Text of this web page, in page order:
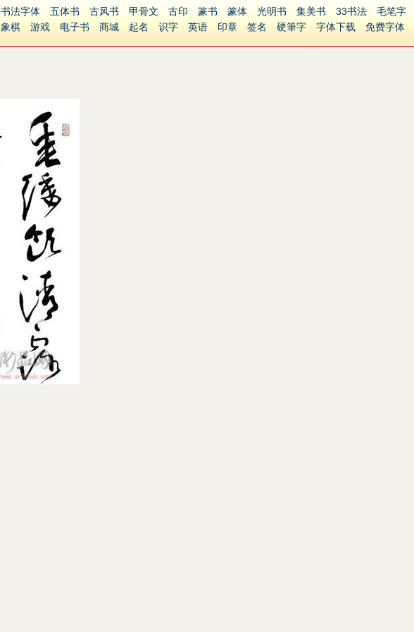
书法字体 五体书 古风书 甲骨文 古印 篆书 篆体 光明书 集美书 33书法 毛笔字
象棋 游戏 电子书 商城 起名 识字 英语 印章 签名 硬筆字 字体下载 免费字体